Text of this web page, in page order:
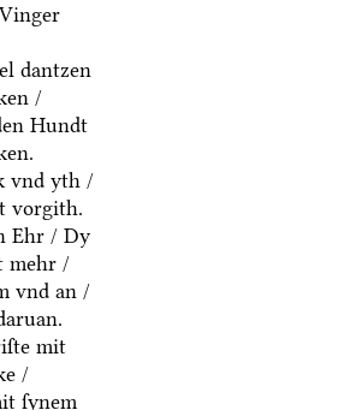
dantzen
/
Hundt
vnd yth /
vorgith.
Ehr / Dy
mehr /
vnd an /
mit
/
ſynem